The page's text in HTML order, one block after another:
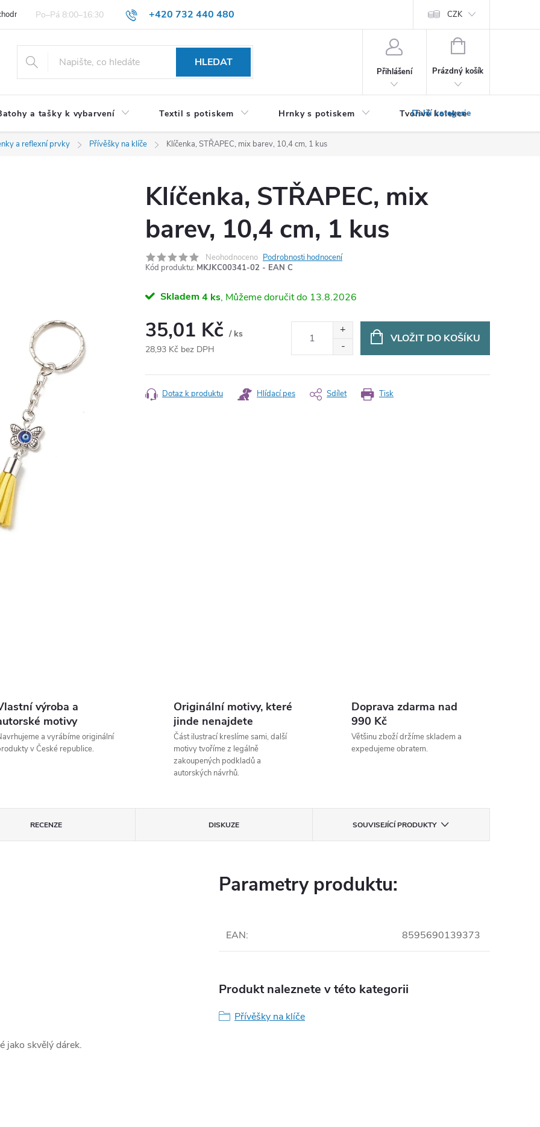
+420 732 440 480
podmínky pro spotřebitele VŠEOBECNÉ OBCHODNÍ PODMÍNKY PRO PODNIKATELE (B2B) Podmínky ochrany osobních údajů
CZK
HLEDAT
Přihlášení
NÁKUPNÍ
Prázdný košík
a tašky k vybarvení Textil s potiskem Hrnky s potiskem Tvořivé kolekce
a reflexní prvky Přívěšky na klíče Klíčenka, STŘAPEC, mix barev, 10,4 cm, 1 kus
Klíčenka, STŘAPEC, mix
barev, 10,4 cm, 1 kus
Neohodnoceno Podrobnosti hodnocení
Kód produktu: MKJKC00341-02 - EAN C
Skladem 4 ks 13.8.2026
35,01 Kč / ks
28,93 Kč bez DPH
cena:
VLOŽIT DO KOŠÍKU
Tisk
Dotaz k produktu Hlídací pes Sdílet
výroba a
motivy
a vyrábíme originální
v České republice.
Originální motivy, které
jinde nenajdete
Část ilustrací kreslíme sami, další
motivy tvoříme z legálně
zakoupených podkladů a
autorských návrhů.
Doprava zdarma nad
990 Kč
Většinu zboží držíme skladem a
expedujeme obratem.
RECENZE DISKUZE SOUVISEJÍCÍ PRODUKTY
jako skvělý dárek.
Parametry produktu:
EAN: 8595690139373
Produkt naleznete v této kategorii
Přívěšky na klíče